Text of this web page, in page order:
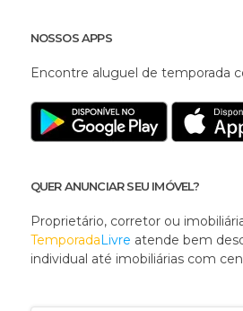
NOSSOS APPS
Encontre aluguel de temporada
QUER ANUNCIAR SEU IMÓVEL?
Proprietário, corretor ou
TemporadaLivre atende bem
individual até imobiliárias com